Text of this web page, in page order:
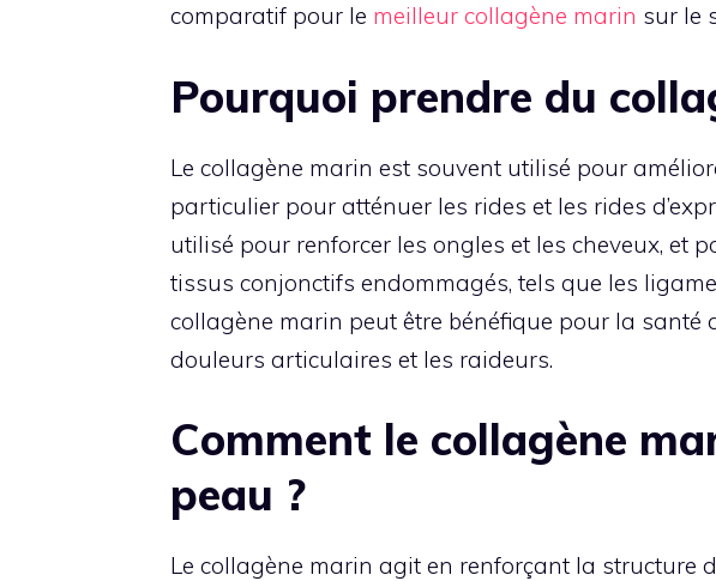
comparatif pour le meilleur collagène marin sur le
Pourquoi prendre du
Le collagène marin est souvent utilisé pour
particulier pour atténuer les rides et les rides
utilisé pour renforcer les ongles et les cheveux, et
tissus conjonctifs endommagés, tels que les
collagène marin peut être bénéfique pour la santé
douleurs articulaires et les raideurs.
Comment le collagène
peau ?
Le collagène marin agit en renforçant la structure